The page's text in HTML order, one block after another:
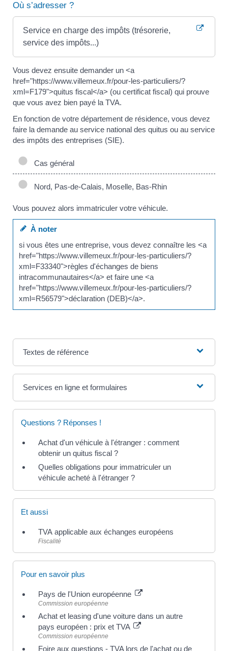
Où s’adresser ?
Service en charge des impôts (trésorerie,
service des impôts...)
Vous devez ensuite demander un <a
href="https://www.villemeux.fr/pour-les-particuliers/?
xml=F179">quitus fiscal</a> (ou certificat fiscal) qui prouve
que vous avez bien payé la TVA.
En fonction de votre département de résidence, vous devez
faire la demande au service national des quitus ou au service
des impôts des entreprises (SIE).
Cas général
Nord, Pas-de-Calais, Moselle, Bas-Rhin
Vous pouvez alors immatriculer votre véhicule.
À noter
si vous êtes une entreprise, vous devez connaître les <a
href="https://www.villemeux.fr/pour-les-particuliers/?
xml=F33340">règles d'échanges de biens
intracommunautaires</a> et faire une <a
href="https://www.villemeux.fr/pour-les-particuliers/?
xml=R56579">déclaration (DEB)</a>.
Textes de référence
Services en ligne et formulaires
Questions ? Réponses !
Achat d'un véhicule à l'étranger : comment
obtenir un quitus fiscal ?
Quelles obligations pour immatriculer un
véhicule acheté à l'étranger ?
Et aussi
TVA applicable aux échanges européens
Fiscalité
Pour en savoir plus
Pays de l'Union européenne
Commission européenne
Achat et leasing d'une voiture dans un autre
pays européen : prix et TVA
Commission européenne
Foire aux questions - TVA lors de l'achat ou de